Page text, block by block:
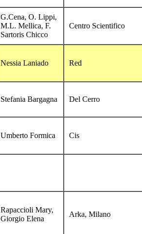
G.Cena, O. Lippi,
M.L. Mellica, F.
Sartoris Chicco
Centro Scientifico
Nessia Laniado Red
Stefania Bargagna Del Cerro
Umberto Formica Cis
Rapaccioli Mary,
Giorgio Elena
Arka, Milano